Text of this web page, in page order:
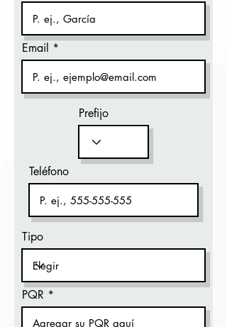
Email
Prefijo
Teléfono
Tipo
PQR